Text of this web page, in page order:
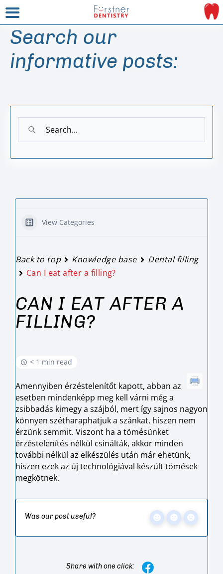
Search our
informative posts:
View Categories
Back to top Knowledge base
Dental filling
Can I eat after a filling?
CAN I EAT AFTER A
FILLING?
< 1 min read
Amennyiben érzéstelenítőt kapott, abban az
esetben mindenképp meg kell várni még a
zsibbadás kimegy a szájból, mert így sajnos nagyon
könnyen szétharaphatjuk a szánkat, hiszen nem
érzünk semmit. Viszont ha a tömésünket
érzéstelenítés nélkül csinálták, akkor minden
további nélkül az elkészülés után már ehetünk,
hiszen ezek az új technológiával készült tömések
megkötnek.
Was our post useful?
Share with one click: